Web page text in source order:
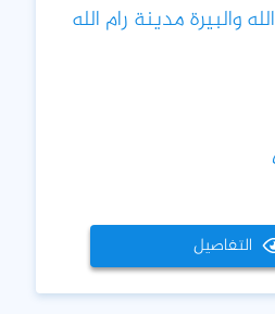
والبيرة مدينة رام الله
التفاصيل